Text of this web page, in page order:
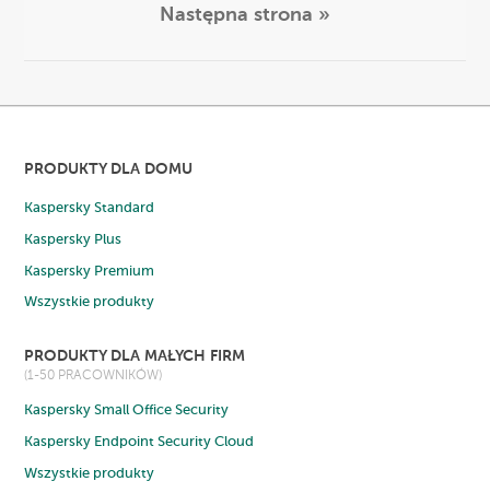
Następna strona »
PRODUKTY DLA DOMU
Kaspersky Standard
Kaspersky Plus
Kaspersky Premium
Wszystkie produkty
PRODUKTY DLA MAŁYCH FIRM
(1-50 PRACOWNIKÓW)
Kaspersky Small Office Security
Kaspersky Endpoint Security Cloud
Wszystkie produkty